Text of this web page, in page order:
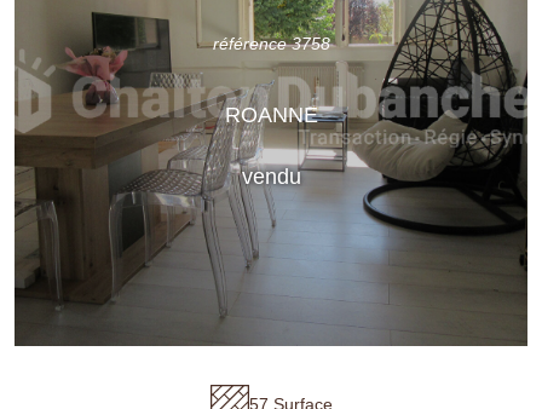
référence 3758
ROANNE
vendu
57 Surface